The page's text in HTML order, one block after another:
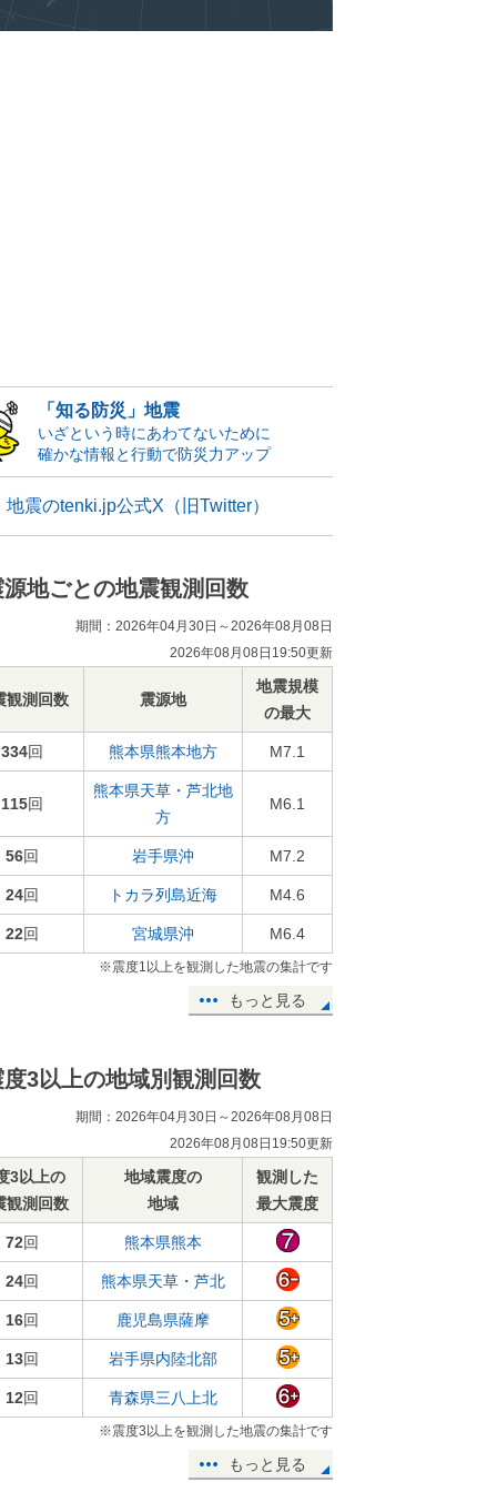
「知る防災」地震
いざという時にあわてないために
確かな情報と行動で防災力アップ
地震のtenki.jp公式X（旧Twitter）
源地ごとの地震観測回数
期間：2026年04月30日～2026年08月08日
2026年08月08日19:50更新
観測回数 震源地
地震規模
の最大
334回 熊本県熊本地方 M7.1
115回
熊本県天草・芦北地
方
M6.1
56回 岩手県沖 M7.2
24回 トカラ列島近海 M4.6
22回 宮城県沖 M6.4
※震度1以上を観測した地震の集計です
もっと見る
度3以上の地域別観測回数
期間：2026年04月30日～2026年08月08日
2026年08月08日19:50更新
3以上の
観測回数
地域震度の
地域
観測した
最大震度
72回 熊本県熊本
24回 熊本県天草・芦北
16回 鹿児島県薩摩
13回 岩手県内陸北部
12回 青森県三八上北
※震度3以上を観測した地震の集計です
もっと見る